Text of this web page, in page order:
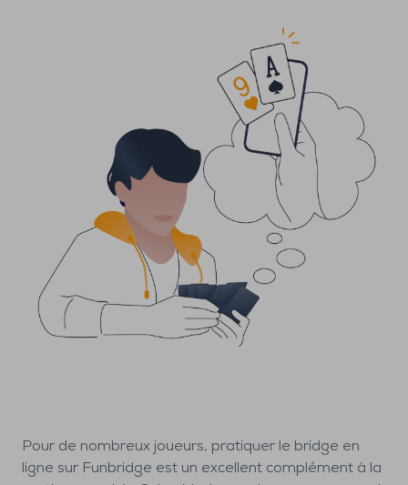
Pour de nombreux joueurs, pratiquer le bridge en
ligne sur Funbridge est un excellent complément à la